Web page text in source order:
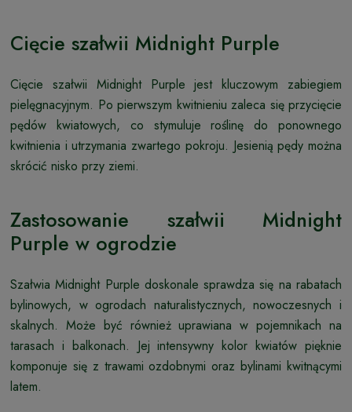
Cięcie szałwii Midnight Purple
Cięcie szałwii Midnight Purple jest kluczowym zabiegiem
pielęgnacyjnym. Po pierwszym kwitnieniu zaleca się przycięcie
pędów kwiatowych, co stymuluje roślinę do ponownego
kwitnienia i utrzymania zwartego pokroju. Jesienią pędy można
skrócić nisko przy ziemi.
Zastosowanie szałwii Midnight
Purple w ogrodzie
Szałwia Midnight Purple doskonale sprawdza się na rabatach
bylinowych, w ogrodach naturalistycznych, nowoczesnych i
skalnych. Może być również uprawiana w pojemnikach na
tarasach i balkonach. Jej intensywny kolor kwiatów pięknie
komponuje się z trawami ozdobnymi oraz bylinami kwitnącymi
latem.